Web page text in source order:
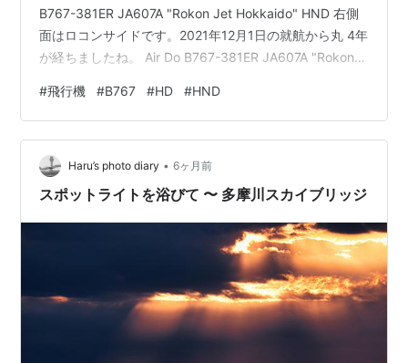
B767-381ER JA607A "Rokon Jet Hokkaido" HND 右側
面はロコンサイドです。2021年12月1日の就航から丸 4年
が経ちましたね。 Air Do B767-381ER JA607A "Rokon
#飛行機 #B767 #HD #HND
Haru’s photo diary • 6ヶ月前
スポットライトを浴びて 〜 多摩川スカイブリッジ